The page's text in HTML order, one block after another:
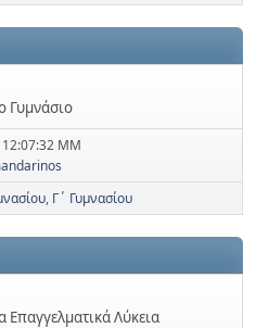
Γυμνάσιο
12:07:32 ΜΜ
Γ΄ Γυμνασίου
Λύκεια